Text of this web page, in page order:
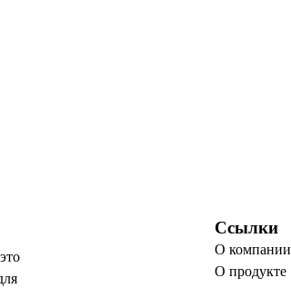
Ссылки
О компании
О продукте